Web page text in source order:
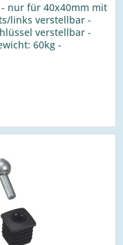
nur für 40x40mm mit
links verstellbar -
verstellbar -
60kg -